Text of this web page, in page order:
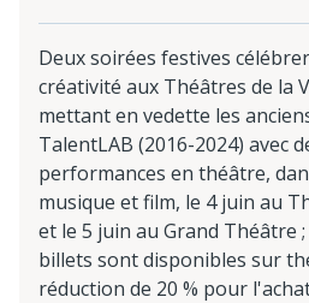
Deux soirées festives
créativité aux Théâtres de la
mettant en vedette les
TalentLAB (2016-2024) avec
performances en théâtre,
musique et film, le 4 juin au
et le 5 juin au Grand Théâtre
billets sont disponibles sur
réduction de 20 % pour